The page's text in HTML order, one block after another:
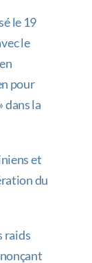
le 19
le
pour
dans la
et
du
raids